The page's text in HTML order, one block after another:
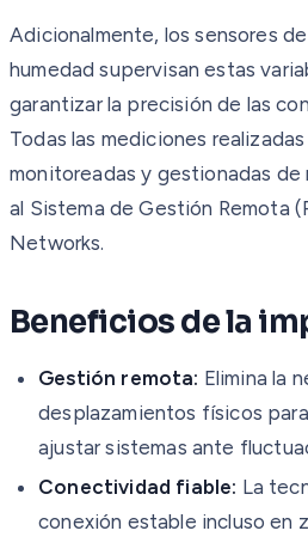
Adicionalmente, los sensores
humedad supervisan estas
garantizar la precisión de las
Todas las mediciones
monitoreadas y gestionadas de
al Sistema de Gestión Remota
Networks.
Beneficios de la
Gestión remota: Elimina la
desplazamientos físicos
ajustar sistemas ante
Conectividad fiable: La
conexión estable incluso en